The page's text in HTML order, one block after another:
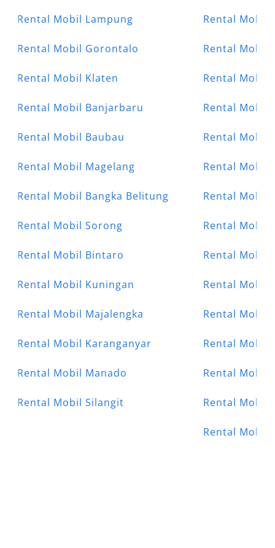
Rental Mobil Lampung
Rental Mobil Gorontalo
Rental Mobil Klaten
Rental Mobil Banjarbaru
Rental Mobil Baubau
Rental Mobil Magelang
Rental Mobil Bangka Belitung
Rental Mobil Sorong
Rental Mobil Bintaro
Rental Mobil Kuningan
Rental Mobil Majalengka
Rental Mobil Karanganyar
Rental Mobil Manado
Rental Mobil Silangit
Rental Mobil
Rental Mobil
Rental Mobil
Rental Mobil
Rental Mobil
Rental Mobil
Rental Mobil
Rental Mobil
Rental Mobil
Rental Mobil
Rental Mobil
Rental Mobil
Rental Mobil
Rental Mobil
Rental Mobil